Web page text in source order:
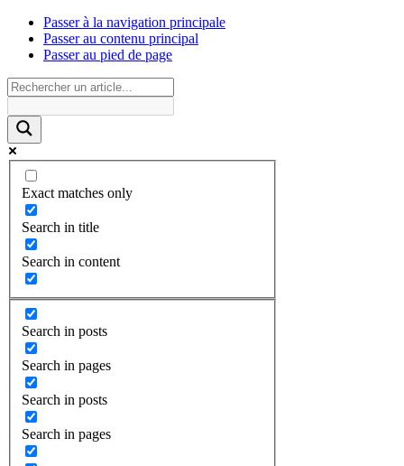
Passer à la navigation principale
Passer au contenu principal
Passer au pied de page
Exact matches only
Search in title
Search in content
Search in posts
Search in pages
Search in posts
Search in pages